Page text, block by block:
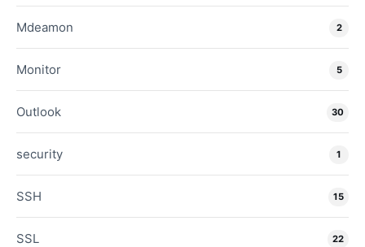
Mdeamon 2
Monitor 5
Outlook 30
security 1
SSH 15
SSL 22